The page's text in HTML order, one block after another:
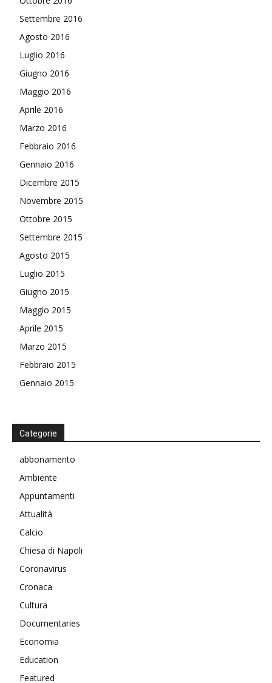
Settembre 2016
Agosto 2016
Luglio 2016
Giugno 2016
Maggio 2016
Aprile 2016
Marzo 2016
Febbraio 2016
Gennaio 2016
Dicembre 2015
Novembre 2015
Ottobre 2015
Settembre 2015
Agosto 2015
Luglio 2015
Giugno 2015
Maggio 2015
Aprile 2015
Marzo 2015
Febbraio 2015
Gennaio 2015
Categorie
abbonamento
Ambiente
Appuntamenti
Attualità
Calcio
Chiesa di Napoli
Coronavirus
Cronaca
Cultura
Documentaries
Economia
Education
Featured